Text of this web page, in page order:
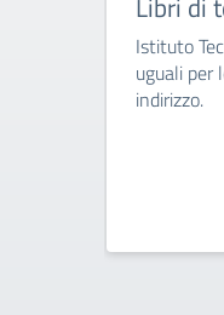
Istituto
uguali per
indirizzo.